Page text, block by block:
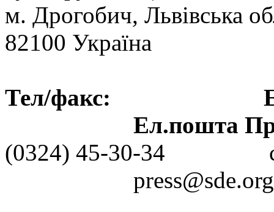
м. Дрогобич, Львівська
82100 Україна
Тел/факс:
Ел.пошта
(0324) 45-30-